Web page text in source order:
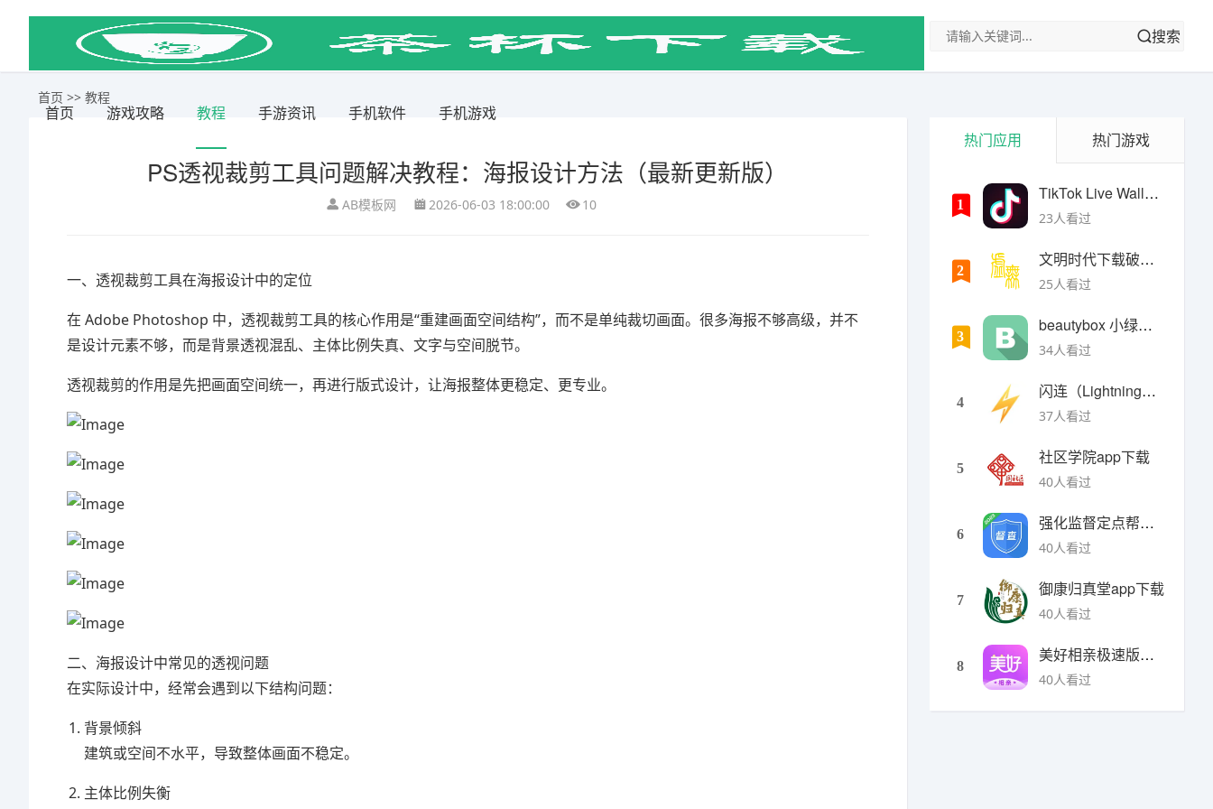
首页 游戏攻略 教程 手游资讯 手机软件 手机游戏
搜索
首页 >> 教程
PS透视裁剪工具问题解决教程：海报设计方法（最新更新版）
AB模板网 2026-06-03 18:00:00 10
一、透视裁剪工具在海报设计中的定位
在 Adobe Photoshop 中，透视裁剪工具的核心作用是“重建画面空间结构”，而不是单纯裁切画面。很多海报不够高级，并不
是设计元素不够，而是背景透视混乱、主体比例失真、文字与空间脱节。
透视裁剪的作用是先把画面空间统一，再进行版式设计，让海报整体更稳定、更专业。
二、海报设计中常见的透视问题
在实际设计中，经常会遇到以下结构问题：
背景倾斜
建筑或空间不水平，导致整体画面不稳定。
主体比例失衡
热门应用 热门游戏
1
TikTok Live Wallpaper
23人看过
2
文明时代下载破解版无限金币最新版
25人看过
3
beautybox 小绿盒正版最新免费下载
34人看过
4
闪连（LightningX）加速器app
37人看过
5
社区学院app下载
40人看过
6
强化监督定点帮扶下载
40人看过
7
御康归真堂app下载
40人看过
8
美好相亲极速版下载
40人看过